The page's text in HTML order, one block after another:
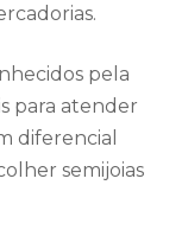
pela
para atender
diferencial
semijoias